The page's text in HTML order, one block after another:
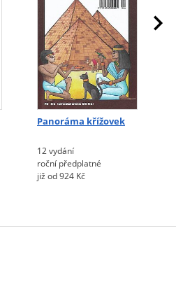
Panoráma křížovek
12 vydání
roční předplatné
již od 924 Kč